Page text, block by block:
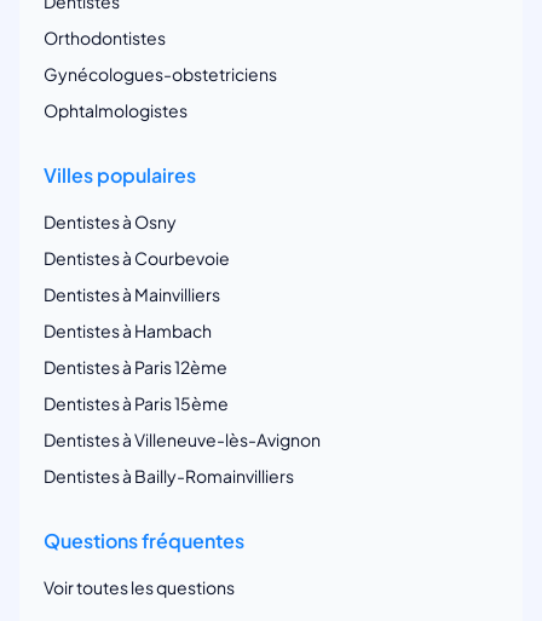
Orthodontistes
Gynécologues-obstetriciens
Ophtalmologistes
Villes populaires
Dentistes à Osny
Dentistes à Courbevoie
Dentistes à Mainvilliers
Dentistes à Hambach
Dentistes à Paris 12ème
Dentistes à Paris 15ème
Dentistes à Villeneuve-lès-Avignon
Dentistes à Bailly-Romainvilliers
Questions fréquentes
Voir toutes les questions